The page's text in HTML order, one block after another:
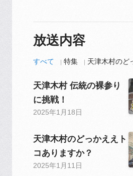
放送内容
すべて 特集 天津木村のど
天津木村 伝統の裸参り
に挑戦！
2025年1月18日
天津木村のどっかええト
コありますか？
2025年1月11日